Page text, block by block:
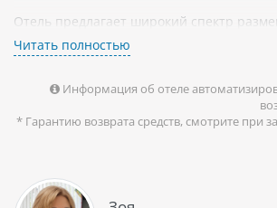
Отель предлагает широкий спектр
номера "класса люкс", апартаменты и
класса. В каждом номере есть все
плоским экраном и бесплатный Wi-Fi.
Отель также имеет роскошный СПА,
предоставляет услуги массажа и
пользой для здоровья и насладиться
спокойствия.
Читать полностью
Информация об отеле
* Гарантию возврата средств, смотрите при